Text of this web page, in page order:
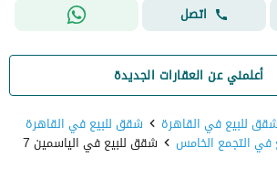
اتصل
أعلمني عن العقارات الجديدة
شقق للبيع في القاهرة شقق للبيع في القاهرة
في التجمع الخامس شقق للبيع في الياسمين 7